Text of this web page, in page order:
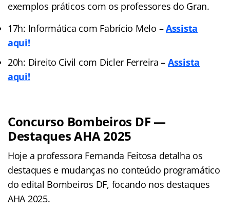
exemplos práticos com os professores do Gran.
17h: Informática com Fabrício Melo –Assista
aqui!
20h: Direito Civil com Dicler Ferreira – Assista
aqui!
Concurso Bombeiros DF —
Destaques AHA 2025
Hoje a professora Fernanda Feitosa detalha os
destaques e mudanças no conteúdo programático
do edital Bombeiros DF, focando nos destaques
AHA 2025.